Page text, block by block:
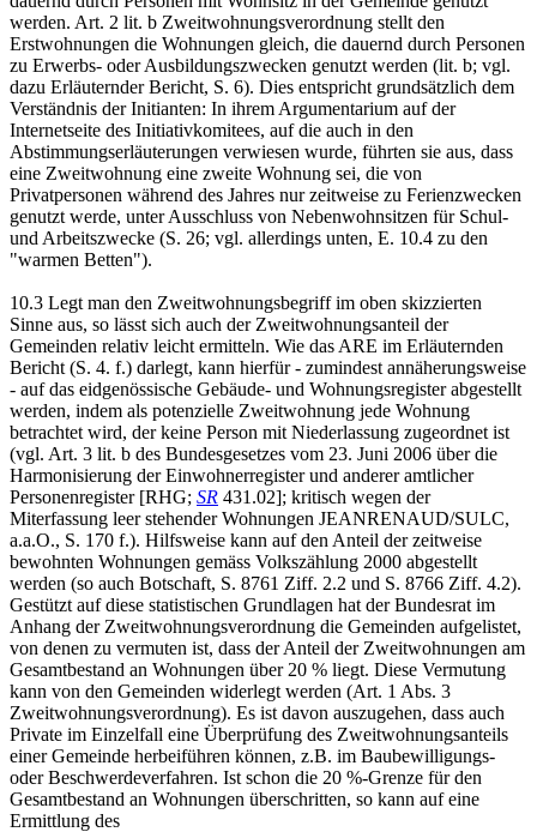
werden. Art. 2 lit. b Zweitwohnungsverordnung stellt den
Erstwohnungen die Wohnungen gleich, die dauernd durch Personen
zu Erwerbs- oder Ausbildungszwecken genutzt werden (lit. b; vgl.
dazu Erläuternder Bericht, S. 6). Dies entspricht grundsätzlich dem
Verständnis der Initianten: In ihrem Argumentarium auf der
Internetseite des Initiativkomitees, auf die auch in den
Abstimmungserläuterungen verwiesen wurde, führten sie aus, dass
eine Zweitwohnung eine zweite Wohnung sei, die von
Privatpersonen während des Jahres nur zeitweise zu Ferienzwecken
genutzt werde, unter Ausschluss von Nebenwohnsitzen für Schul-
und Arbeitszwecke (S. 26; vgl. allerdings unten, E. 10.4 zu den
"warmen Betten").
10.3 Legt man den Zweitwohnungsbegriff im oben skizzierten
Sinne aus, so lässt sich auch der Zweitwohnungsanteil der
Gemeinden relativ leicht ermitteln. Wie das ARE im Erläuternden
Bericht (S. 4. f.) darlegt, kann hierfür - zumindest annäherungsweise
- auf das eidgenössische Gebäude- und Wohnungsregister abgestellt
werden, indem als potenzielle Zweitwohnung jede Wohnung
betrachtet wird, der keine Person mit Niederlassung zugeordnet ist
(vgl. Art. 3 lit. b des Bundesgesetzes vom 23. Juni 2006 über die
Harmonisierung der Einwohnerregister und anderer amtlicher
Personenregister [RHG; SR 431.02]; kritisch wegen der
Miterfassung leer stehender Wohnungen JEANRENAUD/SULC,
a.a.O., S. 170 f.). Hilfsweise kann auf den Anteil der zeitweise
bewohnten Wohnungen gemäss Volkszählung 2000 abgestellt
werden (so auch Botschaft, S. 8761 Ziff. 2.2 und S. 8766 Ziff. 4.2).
Gestützt auf diese statistischen Grundlagen hat der Bundesrat im
Anhang der Zweitwohnungsverordnung die Gemeinden aufgelistet,
von denen zu vermuten ist, dass der Anteil der Zweitwohnungen am
Gesamtbestand an Wohnungen über 20 % liegt. Diese Vermutung
kann von den Gemeinden widerlegt werden (Art. 1 Abs. 3
Zweitwohnungsverordnung). Es ist davon auszugehen, dass auch
Private im Einzelfall eine Überprüfung des Zweitwohnungsanteils
einer Gemeinde herbeiführen können, z.B. im Baubewilligungs-
oder Beschwerdeverfahren. Ist schon die 20 %-Grenze für den
Gesamtbestand an Wohnungen überschritten, so kann auf eine
Ermittlung des